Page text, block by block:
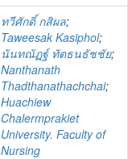
ทวีศักดิ์ กสิผล;
Taweesak Kasiphol;
นันทณัฏฐ์ ทัตธนธัชชัย;
Nanthanath
Thadthanathachchai;
Huachiew
Chalermprakiet
University. Faculty of
Nursing